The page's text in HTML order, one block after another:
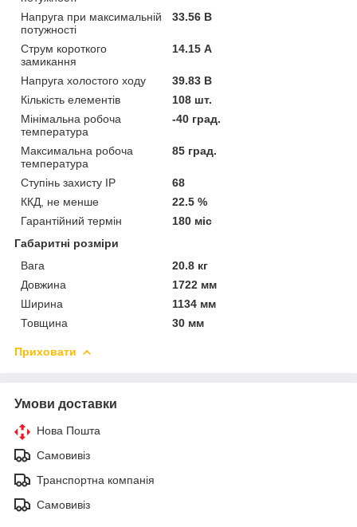
Напруга при максимальній
потужності
33.56 В
Струм короткого
замикання
14.15 А
Напруга холостого ходу
39.83 В
Кількість елементів
108 шт.
Мінімальна робоча
температура
-40 град.
Максимальна робоча
температура
85 град.
Ступінь захисту IP
68
ККД, не менше
22.5 %
Гарантійний термін
180 міс
Габаритні розміри
Вага
20.8 кг
Довжина
1722 мм
Ширина
1134 мм
Товщина
30 мм
Приховати
Умови доставки
Нова Пошта
Самовивіз
Транспортна компанія
Самовивіз